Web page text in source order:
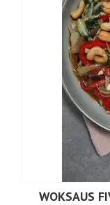
WOKSAUS